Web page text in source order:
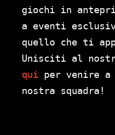
giochi in
a eventi
quello che ti
Unisciti al
qui per venire
nostra squadra!